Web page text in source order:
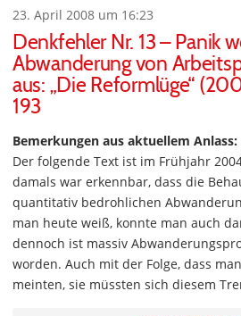
23. April 2008 um 16:23
Denkfehler Nr. 13 – Panik
Abwanderung von
aus: „Die Reformlüge“
193
Bemerkungen aus aktuellem Anlass:
Der folgende Text ist im Frühjahr
damals war erkennbar, dass die
quantitativ bedrohlichen
man heute weiß, konnte man auch
dennoch ist massiv
worden. Auch mit der Folge, dass
meinten, sie müssten sich diesem